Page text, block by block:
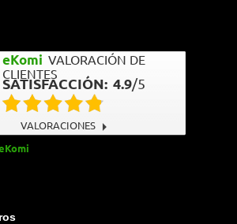
eKomi VALORACIÓN DE
CLIENTES
SATISFACCIÓN: 4.9/5
VALORACIONES